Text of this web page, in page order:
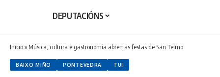
DEPUTACIÓNS
Inicio» Música, cultura e gastronomía abren as festas de San Telmo
BAIXO MIÑO PONTEVEDRA TUI